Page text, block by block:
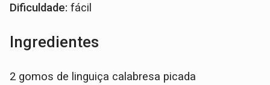
Dificuldade: fácil
Ingredientes
2 gomos de linguiça calabresa picada